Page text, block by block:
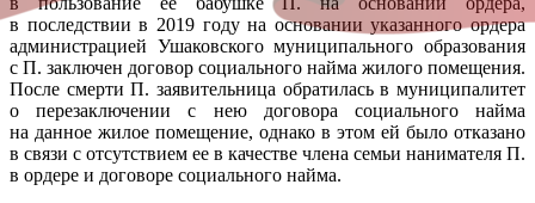
в последствии в 2019 году на основании указанного ордера
администрацией Ушаковского муниципального образования
с П. заключен договор социального найма жилого помещения.
После смерти П. заявительница обратилась в муниципалитет
о перезаключении с нею договора социального найма
на данное жилое помещение, однако в этом ей было отказано
в связи с отсутствием ее в качестве члена семьи нанимателя П.
в ордере и договоре социального найма.